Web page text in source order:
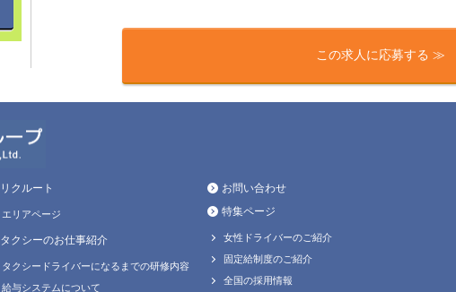
この求人に応募する ≫
リクルート
エリアページ
タクシーのお仕事紹介
タクシードライバーになるまでの研修内容
給与システムについて
お問い合わせ
特集ページ
女性ドライバーのご紹介
固定給制度のご紹介
全国の採用情報